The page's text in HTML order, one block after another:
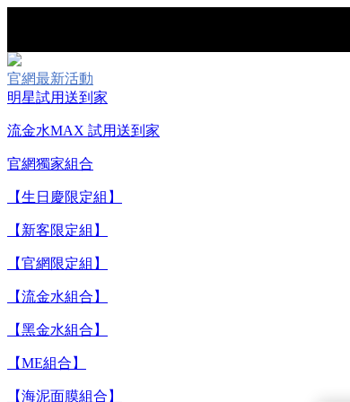
官網最新活動
明星試用送到家
流金水MAX 試用送到家
官網獨家組合
【生日慶限定組】
【新客限定組】
【官網限定組】
【流金水組合】
【黑金水組合】
【ME組合】
【海泥面膜組合】